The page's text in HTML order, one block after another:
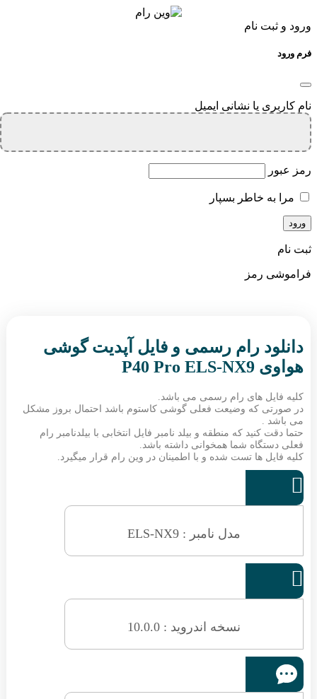
ورود و ثبت نام
فرم ورود
نام کاربری یا نشانی ایمیل
رمز عبور
مرا به خاطر بسپار
ثبت نام
فراموشی رمز
دانلود رام رسمی و فایل آپدیت گوشی
هواوی P40 Pro ELS-NX9
کلیه فایل های رام رسمی می باشد.
در صورتی که وضیعت فعلی گوشی کاستوم باشد احتمال بروز مشکل
می باشد .
حتما دقت کنید که منطقه و بیلد نامبر فایل انتخابی با بیلدنامبر رام
فعلی دستگاه شما همخوانی داشته باشد.
کلیه فایل ها تست شده و با اطمینان در وین رام قرار میگیرد.

مدل نامبر : ELS-NX9

نسخه اندروید : 10.0.0